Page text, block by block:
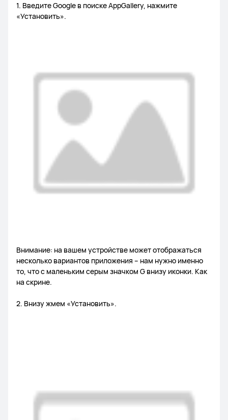
1. Введите Google в поиске AppGallery, нажмите
«Установить».
Внимание: на вашем устройстве может отображаться
несколько вариантов приложения – нам нужно именно
то, что с маленьким серым значком G внизу иконки. Как
на скрине.
2. Внизу жмем «Установить».